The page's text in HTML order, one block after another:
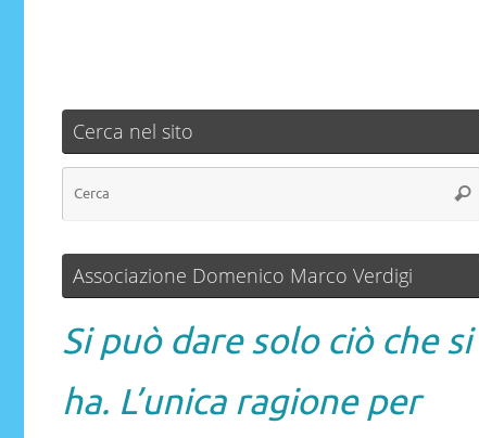
Cerca nel sito
Associazione Domenico Marco Verdigi
Si può dare solo ciò che si
ha. L’unica ragione per